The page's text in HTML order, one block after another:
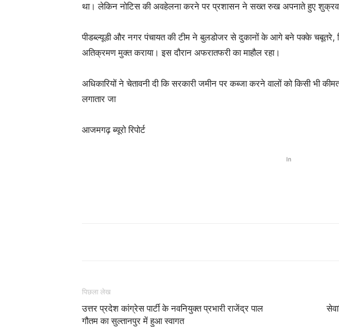
था। लेकिन नोटिस की अवहेलना करने पर प्रशासन ने सख्त रुख अपनाते हुए
पीडब्ल्यूडी और नगर पंचायत की टीम ने बुलडोजर से दुकानों के आगे बने पक्के
अतिक्रमण मुक्त कराया। इस दौरान अफरातफरी का माहौल रहा।
अधिकारियों ने चेतावनी दी कि सरकारी जमीन पर कब्जा करने वालों को किसी भी
लगातार जा
आजमगढ़ ब्यूरो रिपोर्ट
In
पिछला लेख
उत्तर प्रदेश कांग्रेस पार्टी के नवनियुक्त प्रभारी राजेंद्र पाल
गौतम का सुल्तानपुर में हुआ स्वागत